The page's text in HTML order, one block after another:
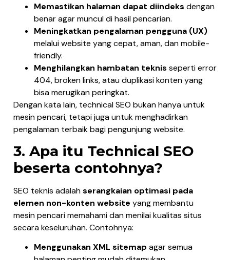
Memastikan halaman dapat diindeks dengan
benar agar muncul di hasil pencarian.
Meningkatkan pengalaman pengguna (UX)
melalui website yang cepat, aman, dan mobile-
friendly.
Menghilangkan hambatan teknis seperti error
404, broken links, atau duplikasi konten yang
bisa merugikan peringkat.
Dengan kata lain, technical SEO bukan hanya untuk
mesin pencari, tetapi juga untuk menghadirkan
pengalaman terbaik bagi pengunjung website.
3. Apa itu Technical SEO
beserta contohnya?
SEO teknis adalahserangkaian optimasi pada
elemen non-konten website yang membantu
mesin pencari memahami dan menilai kualitas situs
secara keseluruhan. Contohnya:
Menggunakan XML sitemap agar semua